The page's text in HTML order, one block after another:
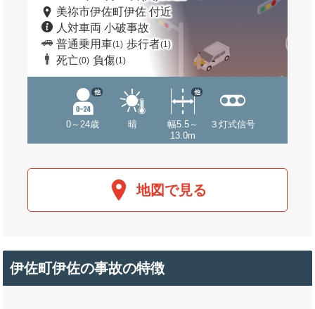
美祢市伊佐町伊佐 付近
人対車両 小破事故
普通乗用車(1) 歩行者(1)
死亡(0) 負傷(1)
0～24歳
他
晴
幅5.5～
13.0m
他
３灯式信号
地図で見る
伊佐町伊佐の事故の特徴